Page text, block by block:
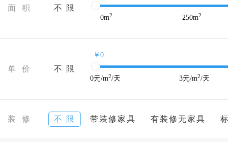
面 积 不 限
0m2 250m2
单 价 不 限
￥0
0元/m2/天 3元/m2/天
装 修 不 限 带装修家具 有装修无家具